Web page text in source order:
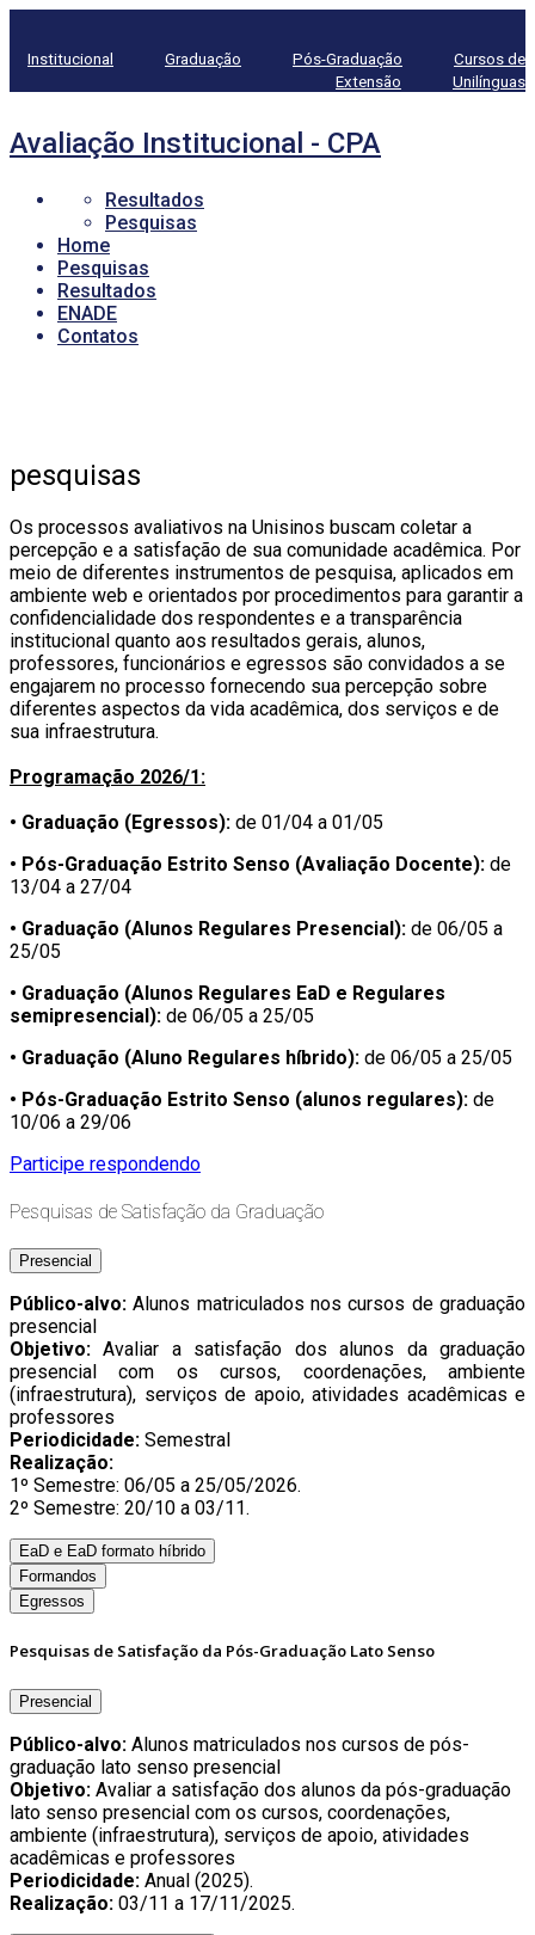
Institucional Graduação Pós-Graduação
Cursos de
Extensão
Unilínguas
Avaliação Institucional - CPA
Resultados
Pesquisas
Home
Pesquisas
Resultados
ENADE
Contatos
pesquisas
Os processos avaliativos na Unisinos buscam coletar a
percepção e a satisfação de sua comunidade acadêmica. Por
meio de diferentes instrumentos de pesquisa, aplicados em
ambiente web e orientados por procedimentos para garantir a
confidencialidade dos respondentes e a transparência
institucional quanto aos resultados gerais, alunos,
professores, funcionários e egressos são convidados a se
engajarem no processo fornecendo sua percepção sobre
diferentes aspectos da vida acadêmica, dos serviços e de
sua infraestrutura.
Programação 2026/1:
• Graduação (Egressos): de 01/04 a 01/05
• Pós-Graduação Estrito Senso (Avaliação Docente): de
13/04 a 27/04
• Graduação (Alunos Regulares Presencial): de 06/05 a
25/05
• Graduação (Alunos Regulares EaD e Regulares
semipresencial): de 06/05 a 25/05
• Graduação (Aluno Regulares híbrido): de 06/05 a 25/05
• Pós-Graduação Estrito Senso (alunos regulares): de
10/06 a 29/06
Participe respondendo
Pesquisas de Satisfação da Graduação
Presencial
Público-alvo: Alunos matriculados nos cursos de graduação
presencial
Objetivo: Avaliar a satisfação dos alunos da graduação
presencial com os cursos, coordenações, ambiente
(infraestrutura), serviços de apoio, atividades acadêmicas e
professores
Periodicidade: Semestral
Realização:
1º Semestre: 06/05 a 25/05/2026.
2º Semestre: 20/10 a 03/11.
EaD e EaD formato híbrido
Formandos
Egressos
Pesquisas de Satisfação da Pós-Graduação Lato Senso
Presencial
Público-alvo: Alunos matriculados nos cursos de pós-
graduação lato senso presencial
Objetivo: Avaliar a satisfação dos alunos da pós-graduação
lato senso presencial com os cursos, coordenações,
ambiente (infraestrutura), serviços de apoio, atividades
acadêmicas e professores
Periodicidade: Anual (2025).
Realização: 03/11 a 17/11/2025.